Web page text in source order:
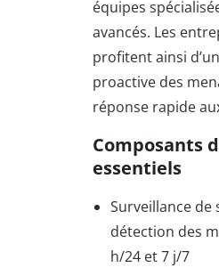
équipes
avancés. Les
profitent ainsi
proactive des
réponse rapide
Composants
essentiels
Surveillance de
détection des
h/24 et 7 j/7